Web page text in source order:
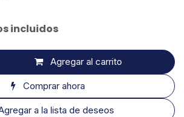
incluidos
Agregar al carrito
Comprar ahora
a la lista de deseos